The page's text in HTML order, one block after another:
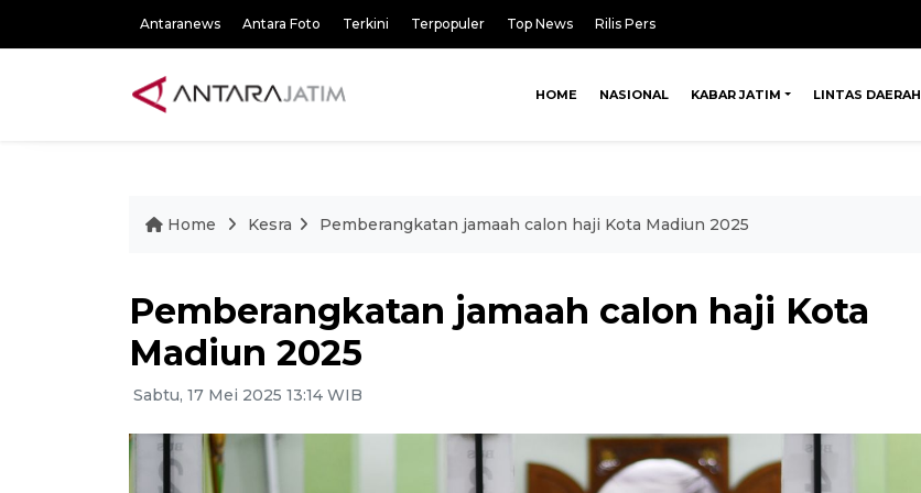
Antaranews Antara Foto Terkini Terpopuler Top News Rilis Pers
HOME NASIONAL KABAR JATIM LINTAS DAERAH
Home Kesra Pemberangkatan jamaah calon haji Kota Madiun 2025
Pemberangkatan jamaah calon haji Kota
Madiun 2025
Sabtu, 17 Mei 2025 13:14 WIB